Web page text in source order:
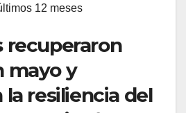
12 meses
recuperaron
mayo y
la resiliencia del